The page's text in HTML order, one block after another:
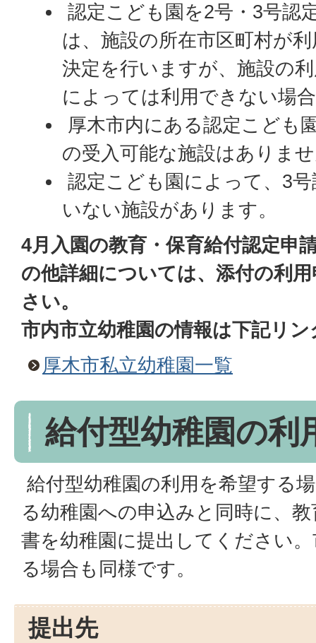
認定こども園を2号・3号認
は、施設の所在市区町村が
決定を行いますが、施設の
によっては利用できない場
厚木市内にある認定こども
の受入可能な施設はありま
認定こども園によって、3
いない施設があります。
4月入園の教育・保育給付認定申
の他詳細については、添付の利
さい。
市内市立幼稚園の情報は下記リ
厚木市私立幼稚園一覧
給付型幼稚園の利
給付型幼稚園の利用を希望する
る幼稚園への申込みと同時に、
書を幼稚園に提出してください
る場合も同様です。
提出先